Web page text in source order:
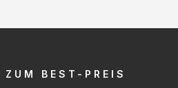
ZUM BEST-PREIS